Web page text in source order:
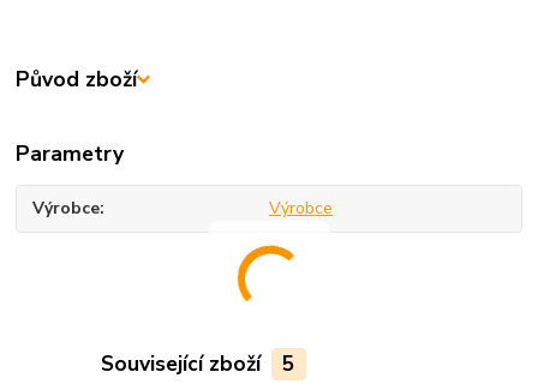
Původ zboží
Parametry
Výrobce Výrobce
Související zboží 5